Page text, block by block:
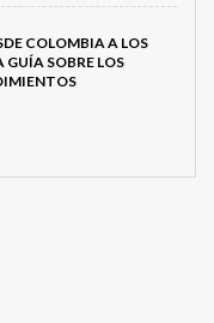
COLOMBIA A LOS
GUÍA SOBRE LOS